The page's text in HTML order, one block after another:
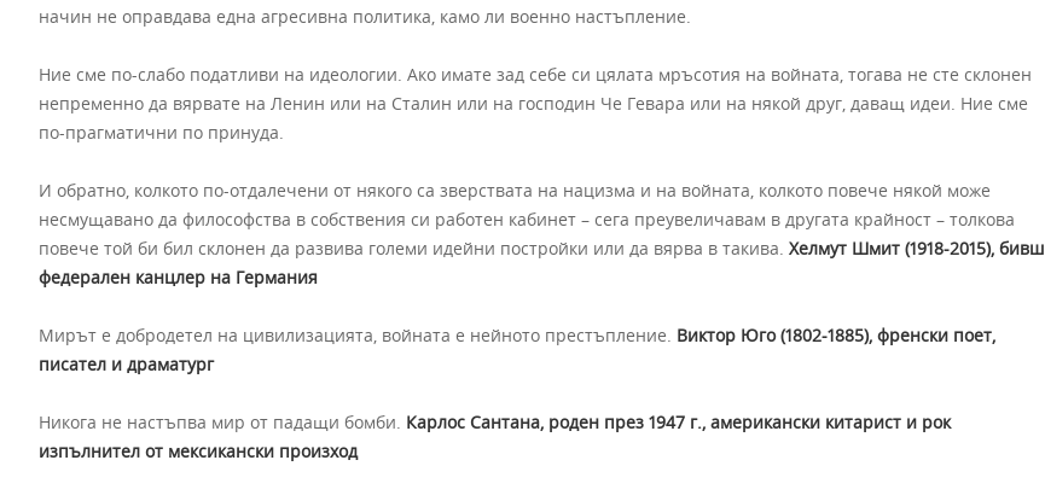
начин не оправдава една агресивна политика, камо ли военно настъпление.
Ние сме по-слабо податливи на идеологии. Ако имате зад себе си цялата мръсотия на войната, тогава не сте склонен
непременно да вярвате на Ленин или на Сталин или на господин Че Гевара или на някой друг, даващ идеи. Ние сме
по-прагматични по принуда.
И обратно, колкото по-отдалечени от някого са зверствата на нацизма и на войната, колкото повече някой може
несмущавано да философства в собствения си работен кабинет – сега преувеличавам в другата крайност – толкова
повече той би бил склонен да развива големи идейни постройки или да вярва в такива. Хелмут Шмит (1918-2015), бивш
федерален канцлер на Германия
Мирът е добродетел на цивилизацията, войната е нейното престъпление. Виктор Юго (1802-1885), френски поет,
писател и драматург
Никога не настъпва мир от падащи бомби. Карлос Сантана, роден през 1947 г., американски китарист и рок
изпълнител от мексикански произход